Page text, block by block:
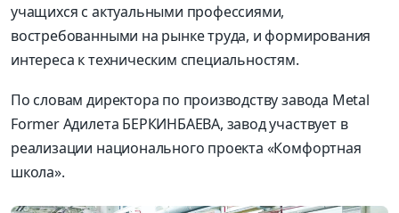
учащихся с актуальными профессиями,
востребованными на рынке труда, и формирования
интереса к техническим специальностям.
По словам директора по производству завода Metal
Former Адилета БЕРКИНБАЕ­ВА, завод участвует в
реализации национального проекта «Комфортная
школа».